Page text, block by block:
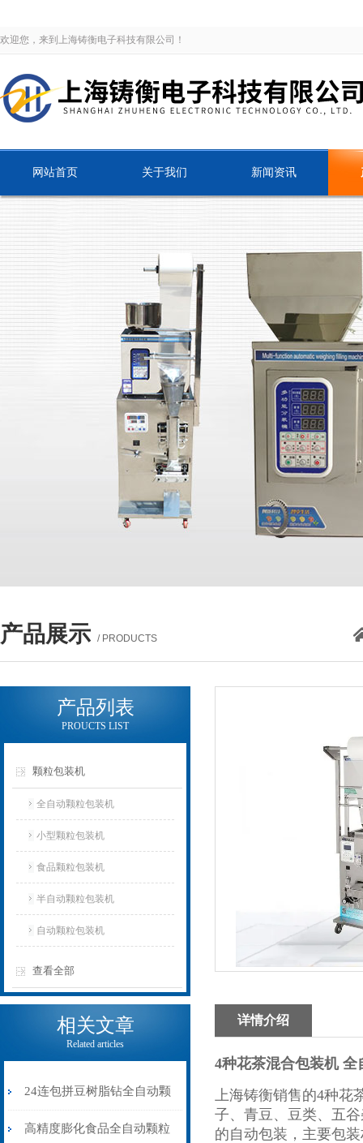
欢迎您，来到上海铸衡电子科技有限公司！
网站首页 关于我们 新闻资讯
产品展示 / PRODUCTS
产品列表
PROUCTS LIST
颗粒包装机
全自动颗粒包装机
小型颗粒包装机
食品颗粒包装机
半自动颗粒包装机
自动颗粒包装机
查看全部
相关文章
Related articles
24连包拼豆树脂钻全自动颗
粒包装机高精度防静电
高精度膨化食品全自动颗粒
详情介绍
4种花茶混合包装机 全
上海铸衡销售的4种花
子、青豆、豆类、五
的自动包装，主要包